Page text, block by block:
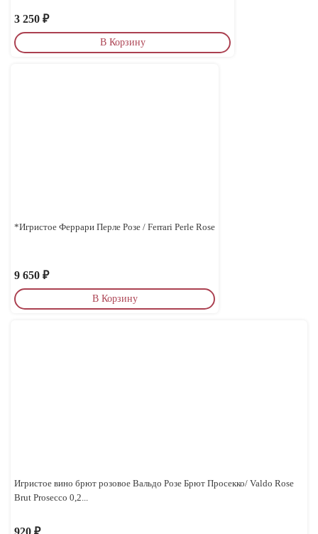
3 250 ₽
В Корзину
*Игристое Феррари Перле Розе / Ferrari Perle Rose
9 650 ₽
В Корзину
Игристое вино брют розовое Вальдо Розе Брют Просекко/ Valdo Rose
Brut Prosecco 0,2...
920 ₽